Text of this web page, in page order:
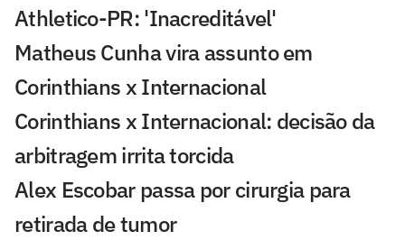
Athletico-PR: 'Inacreditável'
Matheus Cunha vira assunto em
Corinthians x Internacional
Corinthians x Internacional: decisão da
arbitragem irrita torcida
Alex Escobar passa por cirurgia para
retirada de tumor